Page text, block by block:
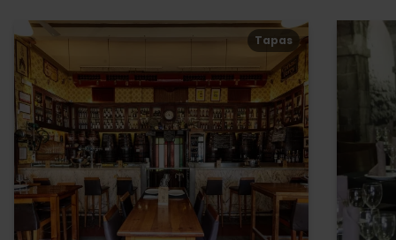
Tapas